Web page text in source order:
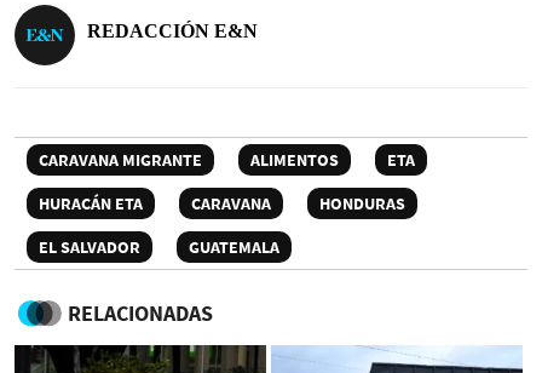
REDACCIÓN E&N
CARAVANA MIGRANTE ALIMENTOS
ETA
HURACÁN ETA
CARAVANA
HONDURAS
EL SALVADOR
GUATEMALA
RELACIONADAS